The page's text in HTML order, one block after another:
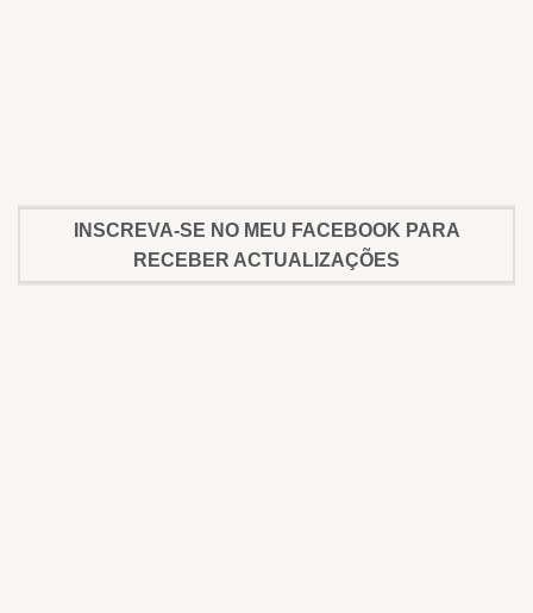
INSCREVA-SE NO MEU FACEBOOK PARA
RECEBER ACTUALIZAÇÕES